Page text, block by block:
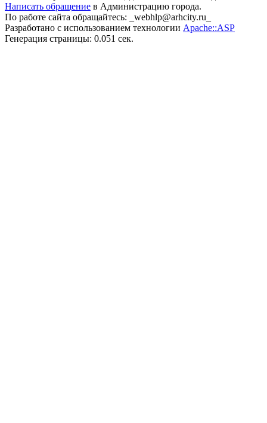
Написать обращение в Администрацию города.
По работе сайта обращайтесь: _webhlp@arhcity.ru_
Разработано с использованием технологии Apache::ASP
Генерация страницы: 0.051 сек.